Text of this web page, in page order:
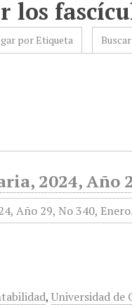
los
por Etiqueta
2024, Año
,Universidad de